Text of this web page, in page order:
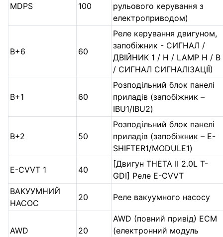
MDPS 100
рульового керування з
електроприводом)
B+6 60
Реле керування двигуном,
запобіжник - СИГНАЛ /
ДВІЙНИК 1 / H / LAMP H / B
/ СИГНАЛ СИГНАЛІЗАЦІЇ)
B+1 60
Розподільний блок панелі
приладів (запобіжник –
IBU1/IBU2)
B+2 50
Розподільний блок панелі
приладів (запобіжник – E-
SHIFTER1/MODULE1)
E-CVVT 1 40
[Двигун THETA II 2.0L T-
GDI] Реле E-CVVT
ВАКУУМНИЙ
НАСОС
20 Реле вакуумного насосу
AWD 20
AWD (повний привід) ECM
(електронний модуль